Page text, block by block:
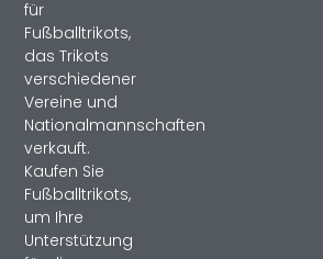
für
Fußballtrikots,
das Trikots
verschiedener
Vereine und
Nationalmannschaften
verkauft.
Kaufen Sie
Fußballtrikots,
um Ihre
Unterstützung